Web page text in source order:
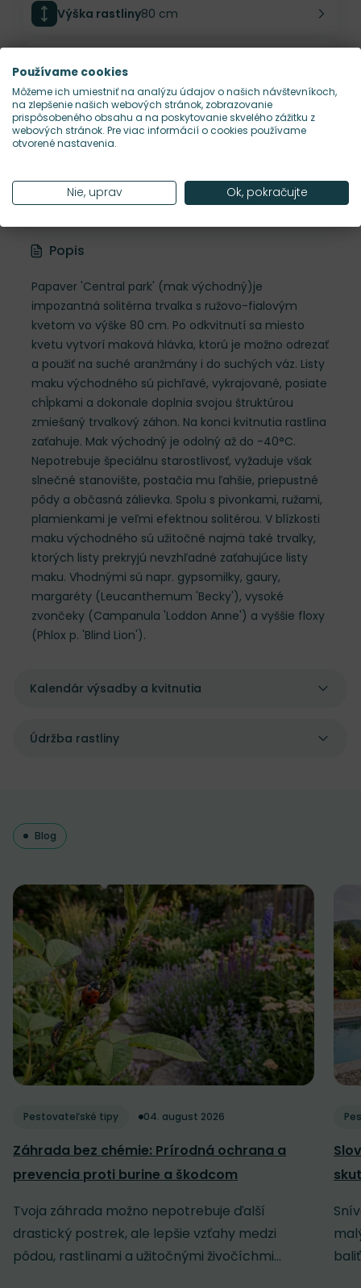
Výška rastliny80 cm
Habitus rastlinyvzpriamený
Nároky na slnkoS
Popis
Papaver 'Central park' (mak východný)je
impozantná solitérna trvalka s ružovo-fialovým
kvetom vo výške 80 cm. Po odkvitnutí sa miesto
kvetu vytvorí maková hlávka, ktorú je možno odrezať
a použiť na suché aranžmány i do suchých váz. Listy
maku východného sú pichľavé, vykrajované, posiate
chĺpkami a dokonale doplnia svojou štruktúrou
zmiešaný trvalkový záhon. Na konci kvitnutia rastlina
zaťahuje. Mak východný je odolný až do -40°C.
Nepotrebuje špeciálnu starostlivosť, vyžaduje však
slnečné stanovište, postačia mu ľahšie, priepustné
pôdy a občasná zálievka. Spolu s pivonkami, ružami,
plamienkami je veľmi efektnou solitérou. V blízkosti
maku východného sú užitočné najmä také trvalky,
ktorých listy prekryjú nevzhľadné zaťahujúce listy
maku. Vhodnými sú napr. gypsomilky, gaury,
margaréty (Leucanthemum 'Becky'), vysoké
zvončeky (Campanula 'Loddon Anne') a vyššie floxy
(Phlox p. 'Blind Lion').
Kalendár výsadby a kvitnutia
Údržba rastliny
Blog
Pestovateľské tipy 04. august 2026
Záhrada bez chémie: Prírodná ochrana a
prevencia proti burine a škodcom
Tvoja záhrada možno nepotrebuje ďalší
drastický postrek, ale lepšie vzťahy medzi
pôdou, rastlinami a užitočnými živočíchmi...
Používame cookies
Môžeme ich umiestniť na analýzu údajov o našich návštevníkoch,
na zlepšenie našich webových stránok, zobrazovanie
prispôsobeného obsahu a na poskytovanie skvelého zážitku z
webových stránok. Pre viac informácií o cookies používame
otvorené nastavenia.
Nie, uprav Ok, pokračujte